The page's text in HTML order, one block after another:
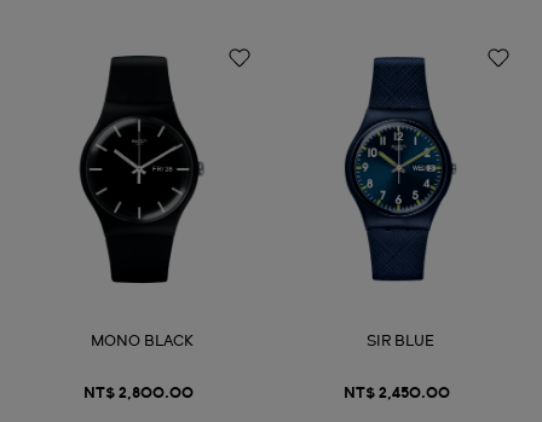
MONO BLACK
NT$ 2,800.00
SIR BLUE
NT$ 2,450.00